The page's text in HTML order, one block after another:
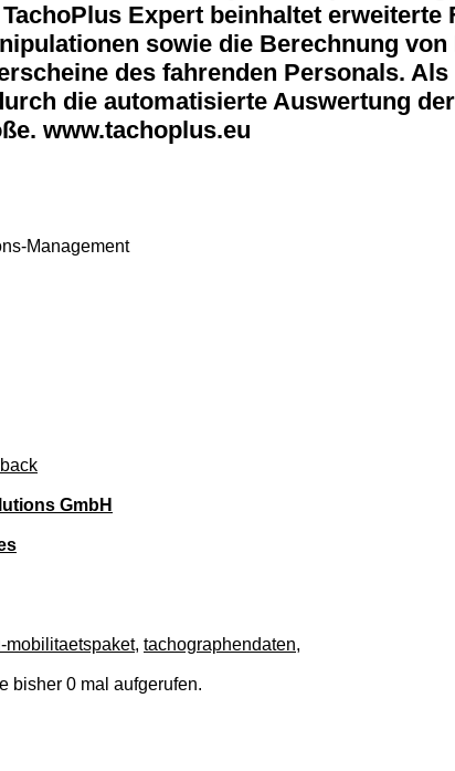
Expert beinhaltet
sowie die Berechnung
des fahrenden Personals.
die automatisierte Auswertung
www.tachoplus.eu
Management
GmbH
mobilitaetspaket, tachographendaten,
bisher 0 mal aufgerufen.